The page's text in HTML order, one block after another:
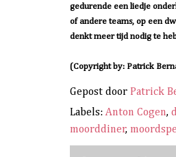
gedurende een liedje
of andere teams, op een
denkt meer tijd nodig te
(Copyright by: Patrick
Gepost door Patrick
Labels:Anton Cogen,
moorddiner,